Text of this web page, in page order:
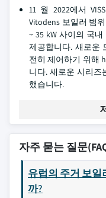
11 월 2022에서
Vitodens 보일러 범
~ 35 kW 사이의 국
제공합니다. 새로운
전히 제어하기 위해
니다. 새로운 시리즈
했습니다.
자주 묻는 질문
유럽의 주거 보일
까?